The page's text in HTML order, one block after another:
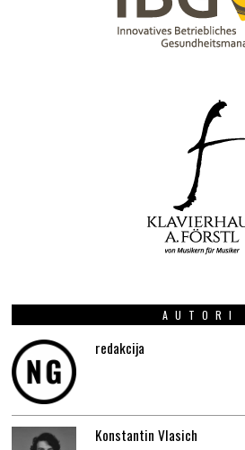
AUTORI
redakcija
Konstantin Vlasich